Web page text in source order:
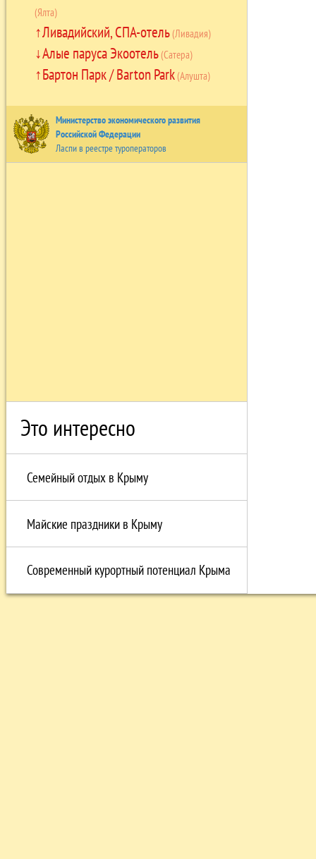
(Ялта)
Ливадийский, СПА-отель(Ливадия)
Алые паруса Экоотель(Сатера)
Бартон Парк / Barton Park(Алушта)
Министерство экономического развития
Российской Федерации
Ласпи в реестре туроператоров
Это интересно
Семейный отдых в Крыму
Майские праздники в Крыму
Современный курортный потенциал Крыма